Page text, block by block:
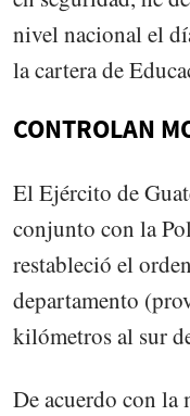
nivel nacional el
la cartera de
CONTROLAN
El Ejército de
conjunto con la
restableció el
departamento
kilómetros al sur
De acuerdo con la